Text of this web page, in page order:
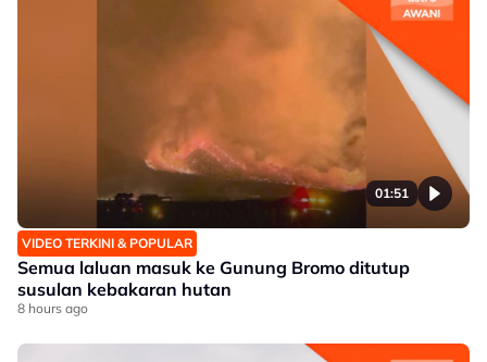
01:51
VIDEO TERKINI & POPULAR
Semua laluan masuk ke Gunung Bromo ditutup
susulan kebakaran hutan
8 hours ago